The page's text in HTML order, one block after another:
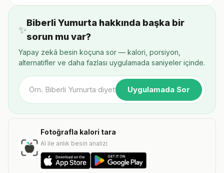
✨
Biberli Yumurta hakkında başka bir
sorun mu var?
Yapay zekâ besin koçuna sor — kalori, porsiyon,
alternatifler ve daha fazlası uygulamada saniyeler içinde.
Uygulamada Sor
Fotoğrafla kalori tara
AI ile anlık besin analizi